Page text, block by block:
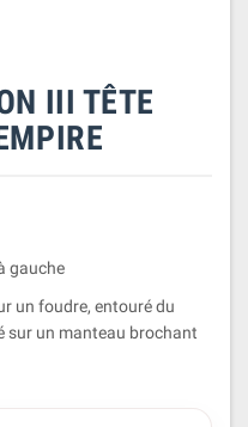
III TÊTE
gauche
un foudre, entouré du
sur un manteau brochant